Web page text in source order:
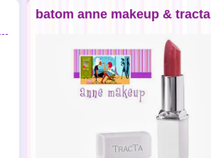
batom anne makeup & tracta